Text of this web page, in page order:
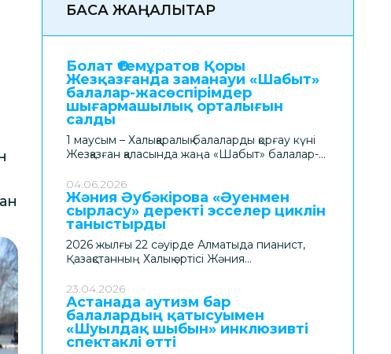
БАСҚА ЖАҢАЛЫҚТАР
Болат Өтемұратов Қоры
Жезқазғанда заманауи «Шабыт»
балалар-жасөспірімдер
шығармашылық орталығын
салды
1 маусым – Халықаралық балаларды қорғау күні
Жезқазған қаласында жаңа «Шабыт» балалар-
ресми ашылу рәсімі өтті. Бұл – өңір
балаларына арналған заманауи білім беру
және шығармашылық кеңістіктерінің бірі.
Нысан Болат Өтемұратов Қорының
қолдауымен салынды.
04.06.2026
Жәния Әубәкірова «Әуенмен
сырласу» деректі эсселер циклін
таныстырды
2026 жылғы 22 сәуірде Алматыда пианист,
Қазақстанның Халық әртісі Жәния
сырласу» деректі эсселер циклінің
тұсаукесері өтті. Музыканттың ішкі әлемі мен
орындаушылық өнер табиғатын арқау еткен
жоба Болат Өтемұратов Қоры қолдауымен
жүзеге асырылды.
23.04.2026
Астанада аутизм бар
балалардың қатысуымен
«Шуылдақ шыбын» инклюзивті
спектаклі өтті